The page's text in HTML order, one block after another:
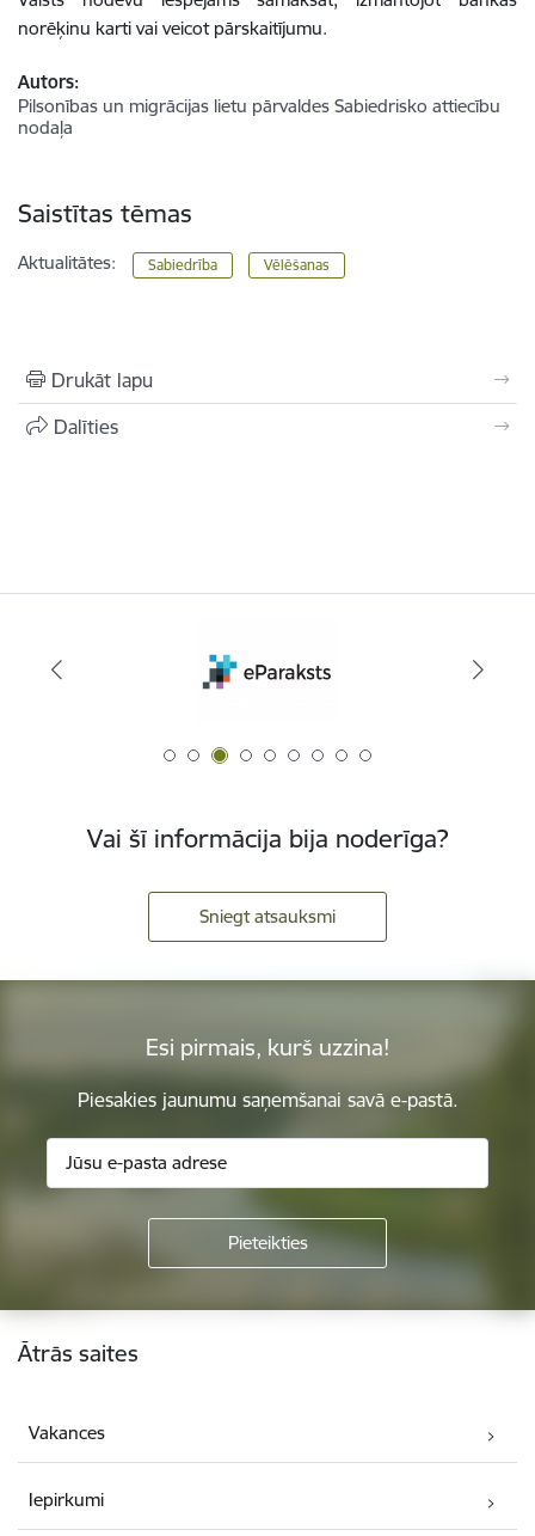
norēķinu karti vai veicot pārskaitījumu.
Autors:
Pilsonības un migrācijas lietu pārvaldes Sabiedrisko attiecību
nodaļa
Saistītas tēmas
Aktualitātes: Sabiedrība Vēlēšanas
Drukāt lapu
Dalīties
Vai šī informācija bija noderīga?
Sniegt atsauksmi
Esi pirmais, kurš uzzina!
Piesakies jaunumu saņemšanai savā e-pastā.
Kājene
Ātrās saites
Vakances
Iepirkumi